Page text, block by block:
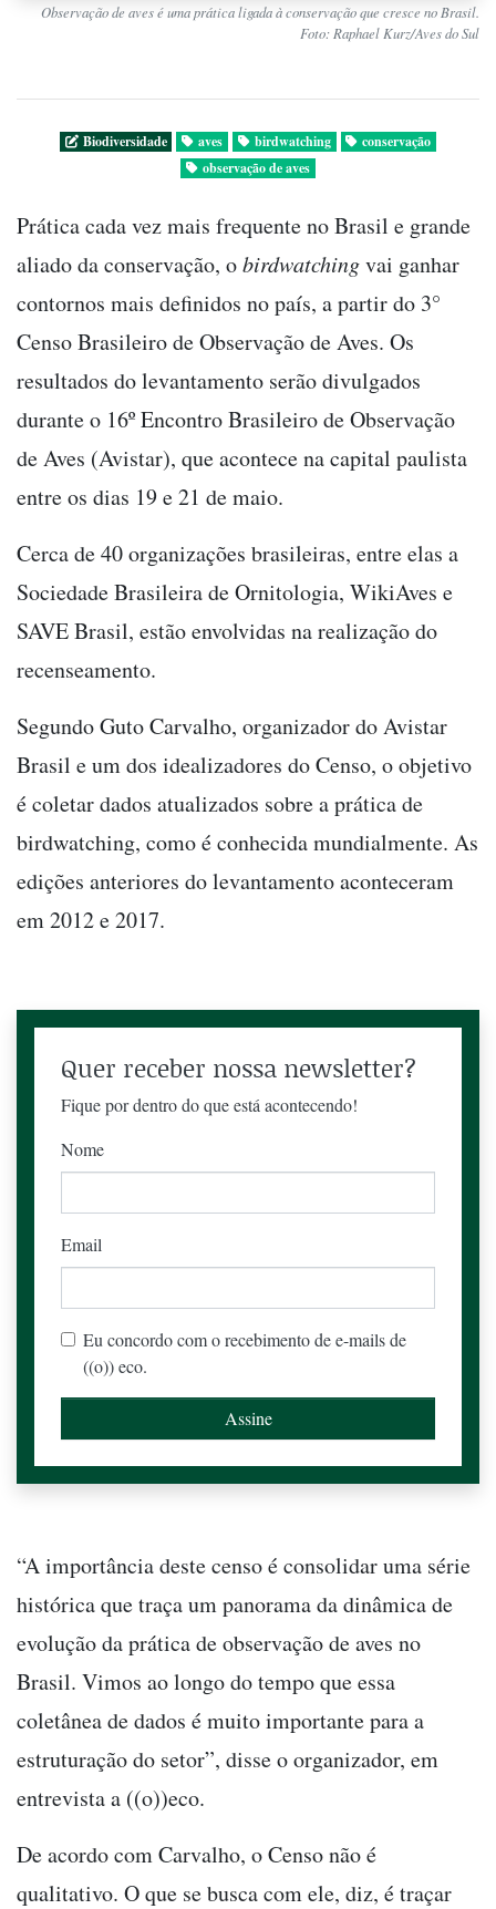
Observação de aves é uma prática ligada à conservação que cresce no Brasil.
Foto: Raphael Kurz/Aves do Sul
Biodiversidade aves birdwatching
conservação
observação de aves
Prática cada vez mais frequente no Brasil e grande
aliado da conservação, obirdwatchingvai ganhar
contornos mais definidos no país, a partir do 3°
Censo Brasileiro de Observação de Aves. Os
resultados do levantamento serão divulgados
durante o 16º Encontro Brasileiro de Observação
de Aves (Avistar), que acontece na capital paulista
entre os dias 19 e 21 de maio.
Cerca de 40 organizações brasileiras, entre elas a
Sociedade Brasileira de Ornitologia, WikiAves e
SAVE Brasil, estão envolvidas na realização do
recenseamento.
Segundo Guto Carvalho, organizador do Avistar
Brasil e um dos idealizadores do Censo, o objetivo
é coletar dados atualizados sobre a prática de
birdwatching, como é conhecida mundialmente. As
edições anteriores do levantamento aconteceram
em 2012 e 2017.
Quer receber nossa newsletter?
Fique por dentro do que está acontecendo!
Nome
Email
Eu concordo com o recebimento de e-mails de
((o)) eco.
“A importância deste censo é consolidar uma série
histórica que traça um panorama da dinâmica de
evolução da prática de observação de aves no
Brasil. Vimos ao longo do tempo que essa
coletânea de dados é muito importante para a
estruturação do setor”, disse o organizador, em
entrevista a ((o))eco.
De acordo com Carvalho, o Censo não é
qualitativo. O que se busca com ele, diz, é traçar